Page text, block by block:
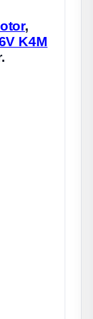
,
K4M